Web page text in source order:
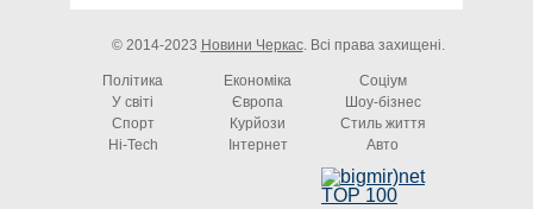
© 2014-2023 Новини Черкас. Всі права захищені.
Політика Економіка
Соціум
У світі
Європа
Шоу-бізнес
Спорт
Курйози
Стиль життя
Hi-Tech
Інтернет Авто